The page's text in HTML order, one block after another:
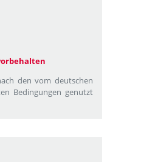
den vom deutschen
Bedingungen genutzt